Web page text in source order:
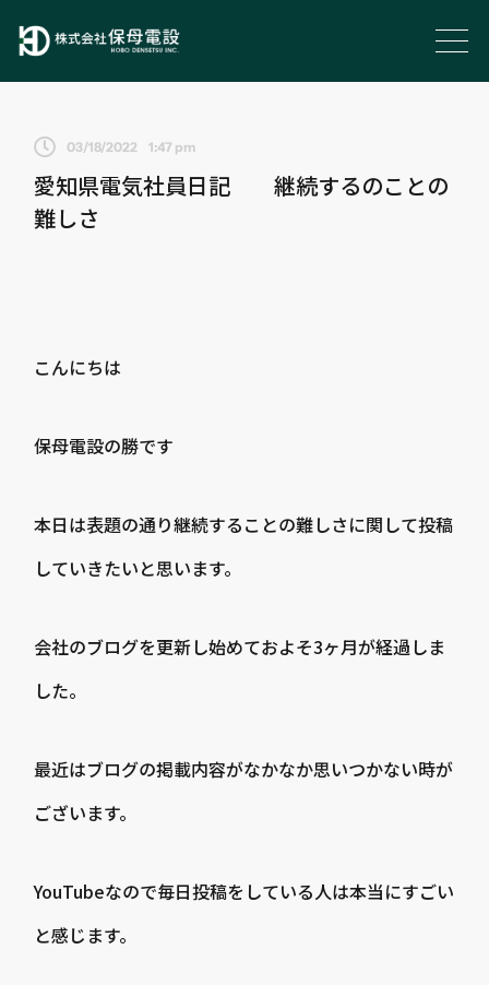
03/18/2022 1:47 pm
愛知県電気社員日記 継続するのことの
難しさ
こんにちは
保母電設の勝です
本日は表題の通り継続することの難しさに関して投稿
していきたいと思います。
会社のブログを更新し始めておよそ3ヶ月が経過しま
した。
最近はブログの掲載内容がなかなか思いつかない時が
ございます。
YouTubeなので毎日投稿をしている人は本当にすごい
と感じます。